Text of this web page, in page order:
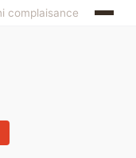
complaisance